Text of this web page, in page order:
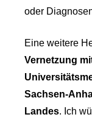
oder
Eine weitere
Vernetzung
Sachsen-
Landes. Ich